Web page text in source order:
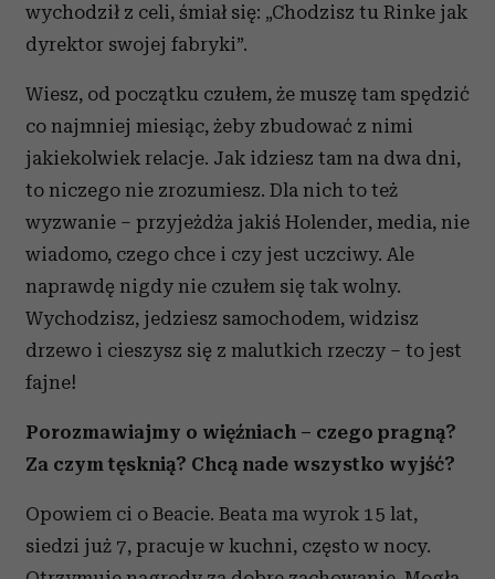
wychodził z celi, śmiał się: „Chodzisz tu Rinke jak
dyrektor swojej fabryki”.
Wiesz, od początku czułem, że muszę tam spędzić
co najmniej miesiąc, żeby zbudować z nimi
jakiekolwiek relacje. Jak idziesz tam na dwa dni,
to niczego nie zrozumiesz. Dla nich to też
wyzwanie – przyjeżdża jakiś Holender, media, nie
wiadomo, czego chce i czy jest uczciwy. Ale
naprawdę nigdy nie czułem się tak wolny.
Wychodzisz, jedziesz samochodem, widzisz
drzewo i cieszysz się z malutkich rzeczy – to jest
fajne!
Porozmawiajmy o więźniach – czego pragną?
Za czym tęsknią? Chcą nade wszystko wyjść?
Opowiem ci o Beacie. Beata ma wyrok 15 lat,
siedzi już 7, pracuje w kuchni, często w nocy.